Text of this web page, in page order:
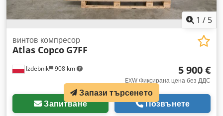
1 / 5
Izdebnik 908 km
винтов компресор
Atlas Copco G7FF
5 900 €
EXW Фиксирана цена без ДДС
Запитване Позвънете
Запази търсенето